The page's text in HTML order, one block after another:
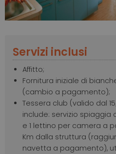
Servizi inclusi
Affitto;
Fornitura iniziale di
(cambio a pagamento);
Tessera club (valido dal
include: servizio spiaggia
e 1 lettino per camera a
Km dalla struttura
navetta a pagamento),